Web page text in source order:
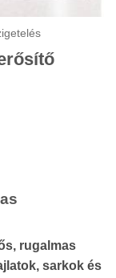
rugalmas
sarkok és